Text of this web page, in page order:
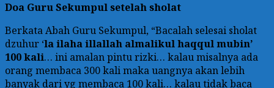
Doa Guru Sekumpul setelah sholat
Berkata Abah Guru Sekumpul, “Bacalah selesai sholat
dzuhur ‘la ilaha illallah almalikul haqqul mubin’
100 kali… ini amalan pintu rizki… kalau misalnya ada
orang membaca 300 kali maka uangnya akan lebih
banyak dari yg membaca 100 kali… kalau tidak baca